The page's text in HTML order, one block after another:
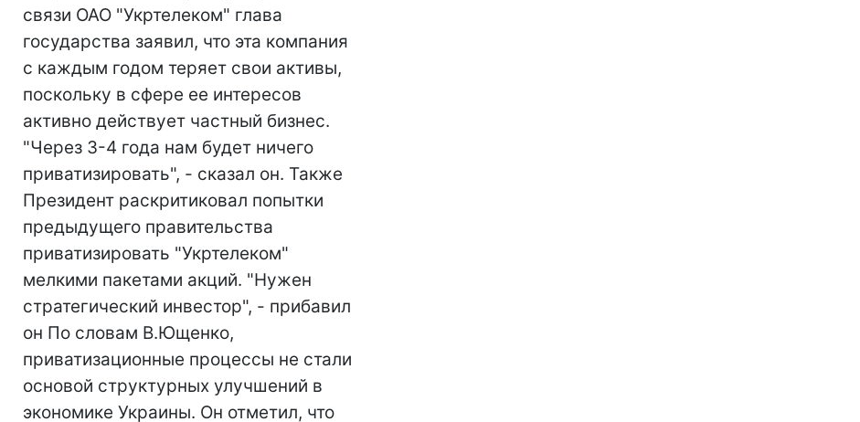
связи ОАО "Укртелеком" глава
государства заявил, что эта компания
с каждым годом теряет свои активы,
поскольку в сфере ее интересов
активно действует частный бизнес.
"Через 3-4 года нам будет ничего
приватизировать", - сказал он. Также
Президент раскритиковал попытки
предыдущего правительства
приватизировать "Укртелеком"
мелкими пакетами акций. "Нужен
стратегический инвестор", - прибавил
он По словам В.Ющенко,
приватизационные процессы не стали
основой структурных улучшений в
экономике Украины. Он отметил, что